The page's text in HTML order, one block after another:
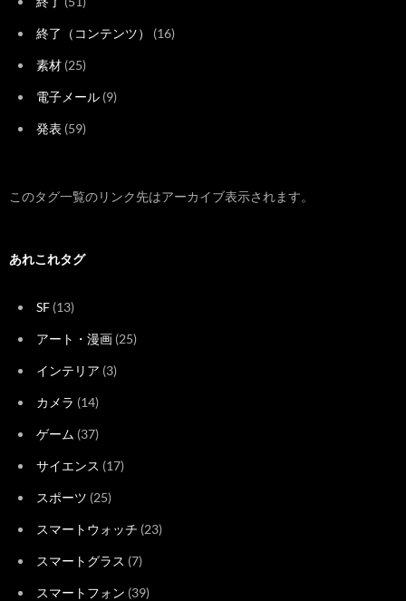
終了（コンテンツ） (16)
素材 (25)
電子メール (9)
発表 (59)
このタグ一覧のリンク先はアーカイブ表示されます。
あれこれタグ
SF (13)
アート・漫画 (25)
インテリア (3)
カメラ (14)
ゲーム (37)
サイエンス (17)
スポーツ (25)
スマートウォッチ (23)
スマートグラス (7)
スマートフォン (39)